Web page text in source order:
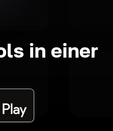
in einer